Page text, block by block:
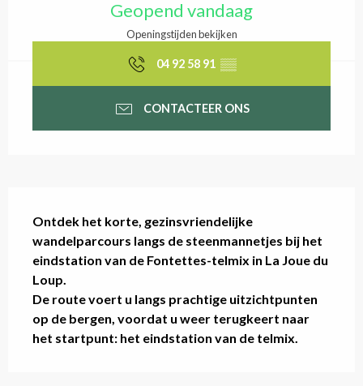
Geopend vandaag
Openingstijden bekijken
04 92 58 91 ▒▒
CONTACTEER ONS
Beschrijving
Ontdek het korte, gezinsvriendelijke
wandelparcours langs de steenmannetjes bij het
eindstation van de Fontettes-telmix in La Joue du
Loup.
De route voert u langs prachtige uitzichtpunten
op de bergen, voordat u weer terugkeert naar
het startpunt: het eindstation van de telmix.